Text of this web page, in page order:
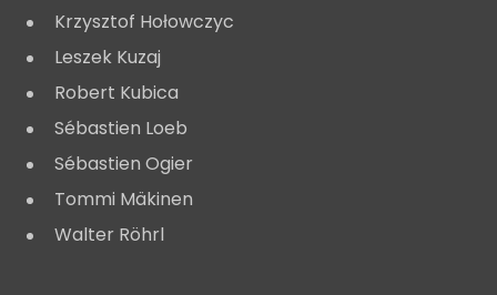
Krzysztof Hołowczyc
Leszek Kuzaj
Robert Kubica
Sébastien Loeb
Sébastien Ogier
Tommi Mäkinen
Walter Röhrl